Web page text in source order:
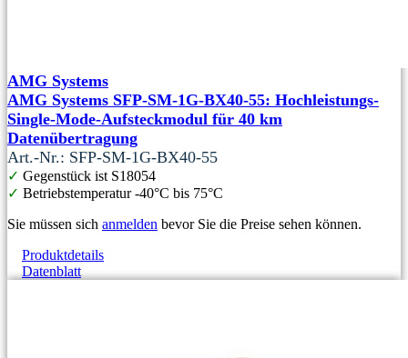
AMG Systems
AMG Systems SFP-SM-1G-BX40-55: Hochleistungs-
Single-Mode-Aufsteckmodul für 40 km
Datenübertragung
Art.-Nr.: SFP-SM-1G-BX40-55
✓ Gegenstück ist S18054
✓ Betriebstemperatur -40°C bis 75°C
Sie müssen sich anmelden bevor Sie die Preise sehen können.
Produktdetails
Datenblatt